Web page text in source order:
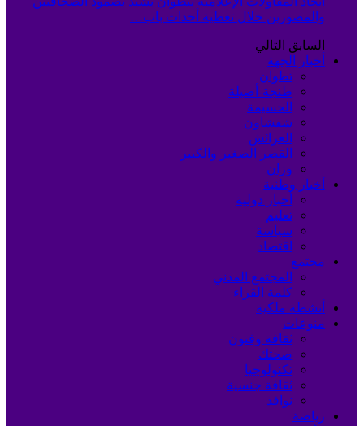
والمصورين خلال تغطية أحداث باب…
السابق التالي
أخبار الجهة
تطوان
طنجة-أصيلة
الحسيمة
شفشاون
العرائش
القصر الصغير والكبير
وزان
أخبار وطنية
أخبار دولية
تعليم
سياسة
اقتصاد
مجتمع
المجتمع المدني
كلمة القراء
أنشطة ملكية
منوعات
ثقافة وفنون
صحتك
تكنولوجيا
ثقافة جنسية
نوافذ
رياضة